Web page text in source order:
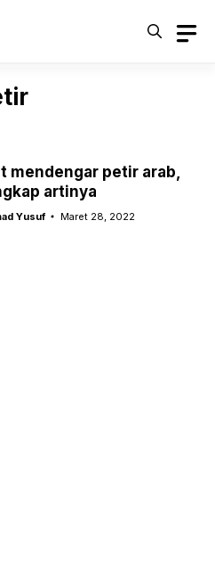
mendengar petir arab,
artinya
Yusuf Maret 28, 2022